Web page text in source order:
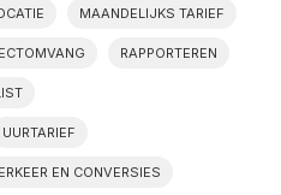
MAANDELIJKS TARIEF
RAPPORTEREN
UURTARIEF
EN CONVERSIES